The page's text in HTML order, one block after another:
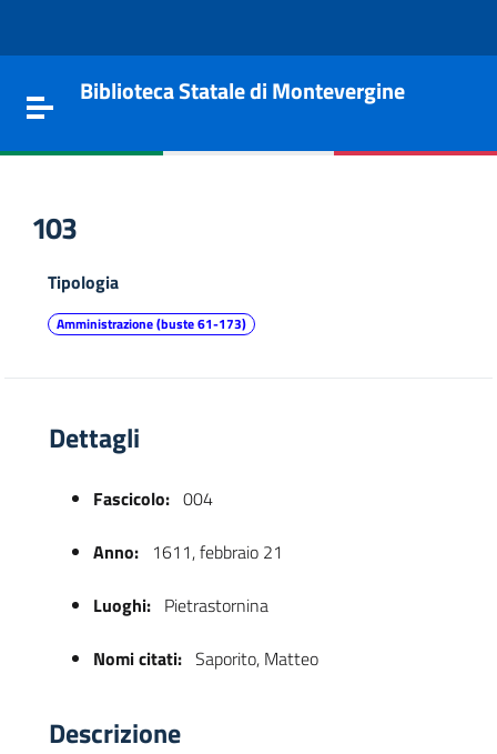
Toggle navigation
Biblioteca Statale di Montevergine
103
Tipologia
Amministrazione (buste 61-173)
Dettagli
Fascicolo: 004
Anno: 1611, febbraio 21
Luoghi: Pietrastornina
Nomi citati: Saporito, Matteo
Descrizione